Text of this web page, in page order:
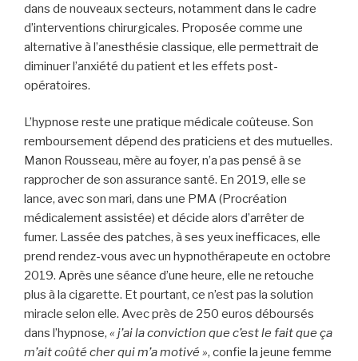
dans de nouveaux secteurs, notamment dans le cadre
d’interventions chirurgicales. Proposée comme une
alternative à l’anesthésie classique, elle permettrait de
diminuer l’anxiété du patient et les effets post-
opératoires.
L’hypnose reste une pratique médicale coûteuse. Son
remboursement dépend des praticiens et des mutuelles.
Manon Rousseau, mère au foyer, n’a pas pensé à se
rapprocher de son assurance santé. En 2019, elle se
lance, avec son mari, dans une PMA (Procréation
médicalement assistée) et décide alors d’arrêter de
fumer. Lassée des patches, à ses yeux inefficaces, elle
prend rendez-vous avec un hypnothérapeute en octobre
2019. Après une séance d’une heure, elle ne retouche
plus à la cigarette. Et pourtant, ce n’est pas la solution
miracle selon elle. Avec près de 250 euros déboursés
dans l’hypnose, « j’ai la conviction que c’est le fait que ça
m’ait coûté cher qui m’a motivé », confie la jeune femme